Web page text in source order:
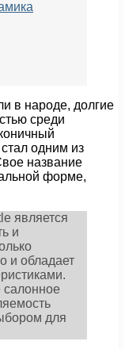
в народе, долгие
среди
одним из
название
форме,
является
и
и обладает
для